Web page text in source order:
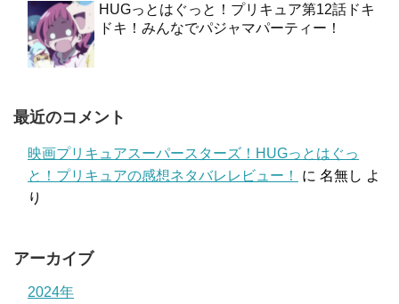
HUGっとはぐっと！プリキュア第12話ドキ
ドキ！みんなでパジャマパーティー！
最近のコメント
映画プリキュアスーパースターズ！HUGっとはぐっ
と！プリキュアの感想ネタバレレビュー！
に 名無し よ
り
アーカイブ
2024年